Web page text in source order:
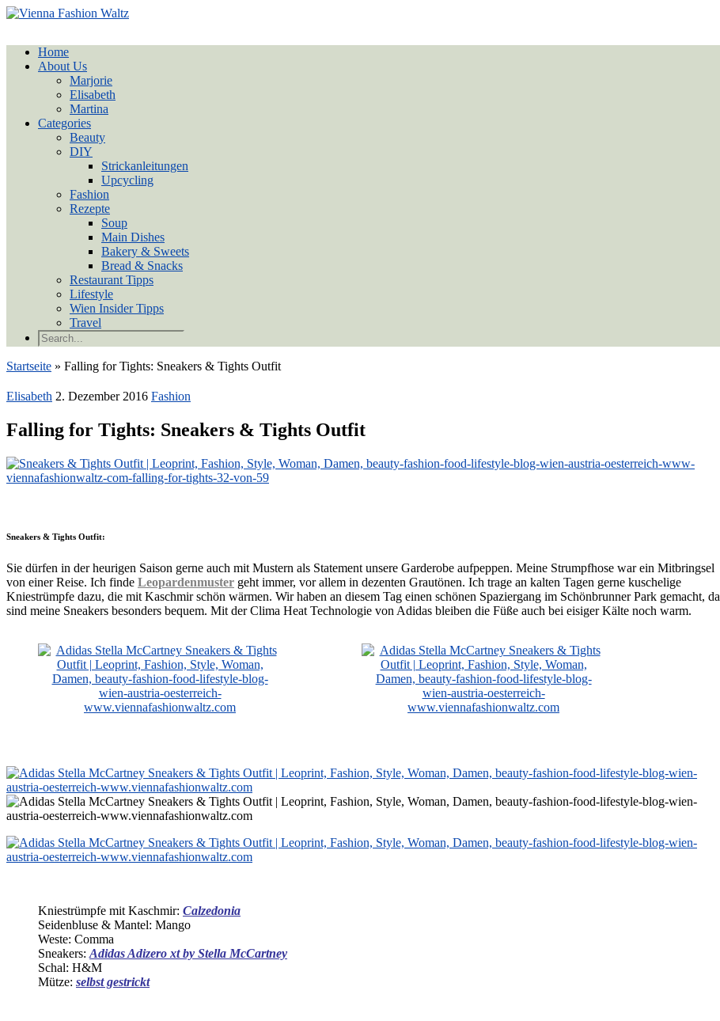
Home
About Us
Marjorie
Elisabeth
Martina
Categories
Beauty
DIY
Strickanleitungen
Upcycling
Fashion
Rezepte
Soup
Main Dishes
Bakery & Sweets
Bread & Snacks
Restaurant Tipps
Lifestyle
Wien Insider Tipps
Travel
Startseite » Falling for Tights: Sneakers & Tights Outfit
Elisabeth 2. Dezember 2016 Fashion
Falling for Tights: Sneakers & Tights Outfit
Sneakers & Tights Outfit:
Sie dürfen in der heurigen Saison gerne auch mit Mustern als Statement unsere Garderobe aufpeppen. Meine Strumpfhose war ein Mitbringsel
von einer Reise. Ich finde Leopardenmuster geht immer, vor allem in dezenten Grautönen. Ich trage an kalten Tagen gerne kuschelige
Kniestrümpfe dazu, die mit Kaschmir schön wärmen. Wir haben an diesem Tag einen schönen Spaziergang im Schönbrunner Park gemacht, da
sind meine Sneakers besonders bequem. Mit der Clima Heat Technologie von Adidas bleiben die Füße auch bei eisiger Kälte noch warm.
Kniestrümpfe mit Kaschmir: Calzedonia
Seidenbluse & Mantel: Mango
Weste: Comma
Sneakers: Adidas Adizero xt by Stella McCartney
Schal: H&M
Mütze: selbst gestrickt